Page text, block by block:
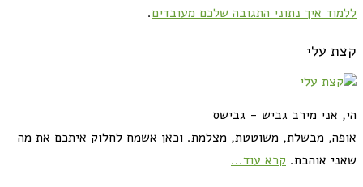
ללמוד איך נתוני התגובה שלכם מעובדים.
קצת עלי
הי, אני מירב גביש - גבישס
אופה, מבשלת, משוטטת, מצלמת. וכאן אשמח לחלוק איתכם את מה
שאני אוהבת. קרא עוד...